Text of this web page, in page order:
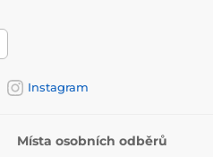
Instagram
Místa osobních odběrů